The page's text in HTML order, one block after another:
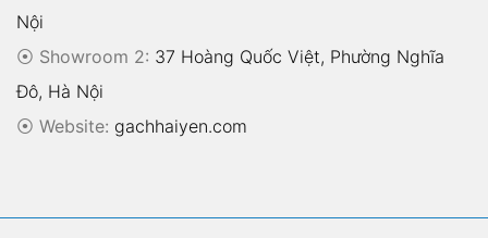
Nội
⦿ Showroom 2: 37 Hoàng Quốc Việt, Phường Nghĩa
Đô, Hà Nội
⦿ Website: gachhaiyen.com